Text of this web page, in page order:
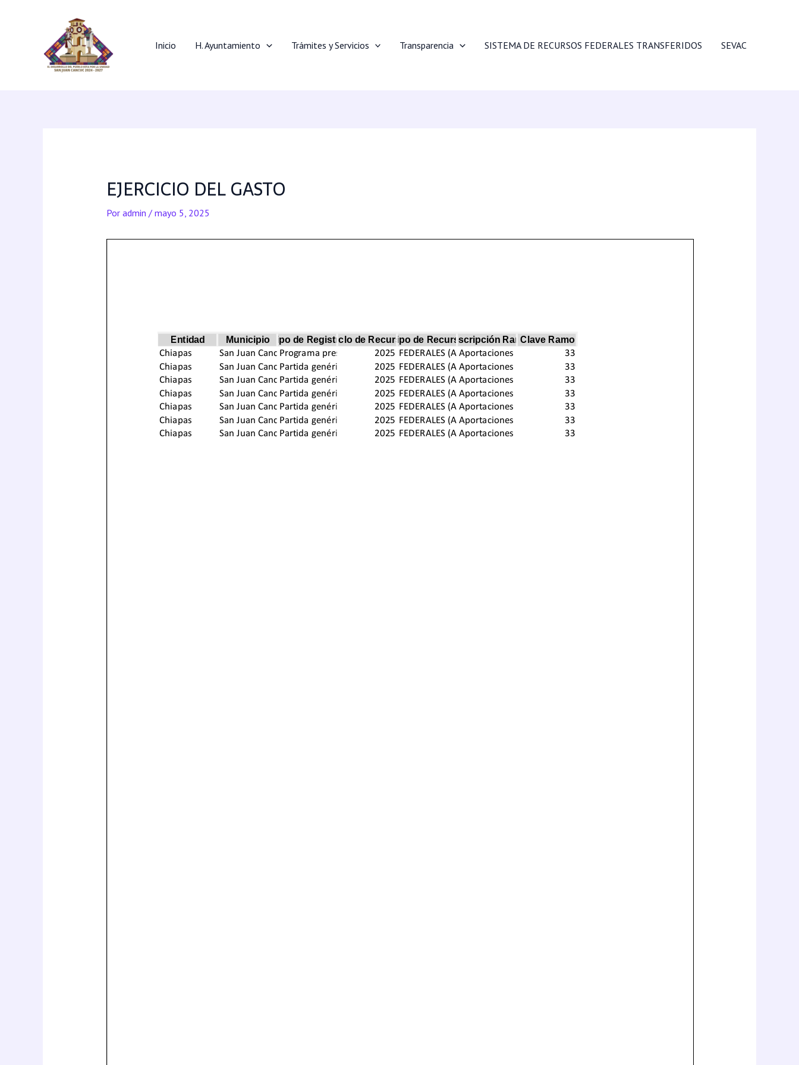
Inicio H. Ayuntamiento Trámites y Servicios Transparencia SISTEMA DE RECURSOS FEDERALES TRANSFERIDOS SEVAC
EJERCICIO DEL GASTO
Por admin / mayo 5, 2025